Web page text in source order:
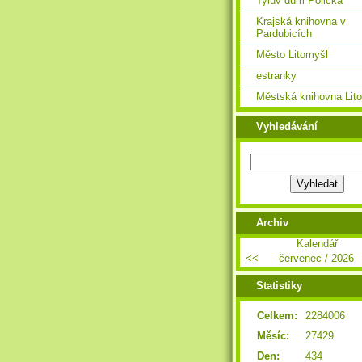
Krajská knihovna v
Pardubicích
Město Litomyšl
estranky
Městská knihovna
Vyhledávání
Archiv
Kalendář
<<
červenec / 2026
Statistiky
Celkem:
2284006
Měsíc:
27429
Den:
434